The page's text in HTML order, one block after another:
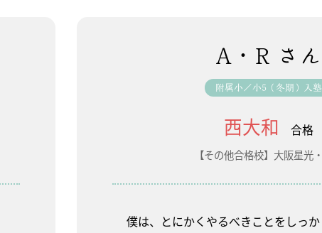
A・R さん
附属小／小5（冬期）入塾
西大和 合格
【その他合格校】大阪星光
僕は、とにかくやるべきことをしっ